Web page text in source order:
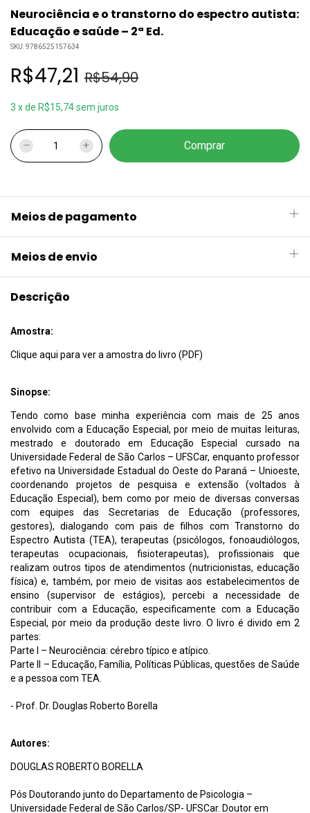
Neurociência e o transtorno do espectro autista:
Educação e saúde – 2ª Ed.
SKU:9786525157634
R$47,21 R$54,90
3 xde R$15,74sem juros
Meios de pagamento
Meios de envio
Descrição
Amostra:
Clique aqui para ver a amostra do livro (PDF)
Sinopse:
Tendo como base minha experiência com mais de 25 anos
envolvido com a Educação Especial, por meio de muitas leituras,
mestrado e doutorado em Educação Especial cursado na
Universidade Federal de São Carlos – UFSCar, enquanto professor
efetivo na Universidade Estadual do Oeste do Paraná – Unioeste,
coordenando projetos de pesquisa e extensão (voltados à
Educação Especial), bem como por meio de diversas conversas
com equipes das Secretarias de Educação (professores,
gestores), dialogando com pais de filhos com Transtorno do
Espectro Autista (TEA), terapeutas (psicólogos, fonoaudiólogos,
terapeutas ocupacionais, fisioterapeutas), profissionais que
realizam outros tipos de atendimentos (nutricionistas, educação
física) e, também, por meio de visitas aos estabelecimentos de
ensino (supervisor de estágios), percebi a necessidade de
contribuir com a Educação, especificamente com a Educação
Especial, por meio da produção deste livro. O livro é divido em 2
partes:
Parte I – Neurociência: cérebro típico e atípico.
Parte II – Educação, Família, Políticas Públicas, questões de Saúde
e a pessoa com TEA.
- Prof. Dr. Douglas Roberto Borella
Autores:
DOUGLAS ROBERTO BORELLA
Pós Doutorando junto do Departamento de Psicologia –
Universidade Federal de São Carlos/SP- UFSCar. Doutor em